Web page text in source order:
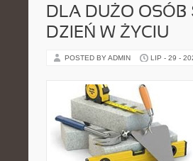
DLA DUŻO OSÓB
DZIEŃ W ŻYCIU
POSTED BY ADMIN LIP - 29 -